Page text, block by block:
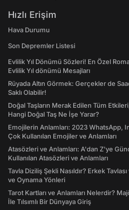
Hızlı Erişim
Hava Durumu
Son Depremler Listesi
Evlilik Yıl Dönümü Sözleri! En Özel
Evlilik Yıl dönümü Mesajları
Rüyada Altın Görmek: Gerçekler de
Saklı Olabilir!
Doğal Taşların Merak Edilen Tüm
Hangi Doğal Taş Ne İşe Yarar?
Emojilerin Anlamları: 2023 WhatsApp,
Çok Kullanılan Emojiler ve Anlamları
Atasözleri ve Anlamları: A'dan Z'ye
Kullanılan Atasözleri ve Anlamları
Tavla Diziliş Şekli Nasıldır? Erkek
ve Oynama Yönleri
Tarot Kartları ve Anlamları Nelerdir?
İle Tılsımlı Bir Dünyaya Giriş